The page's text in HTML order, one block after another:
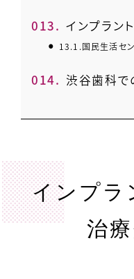
13. インプラン
13.1.国民生活セ
14. 渋谷歯科で
インプラ
治